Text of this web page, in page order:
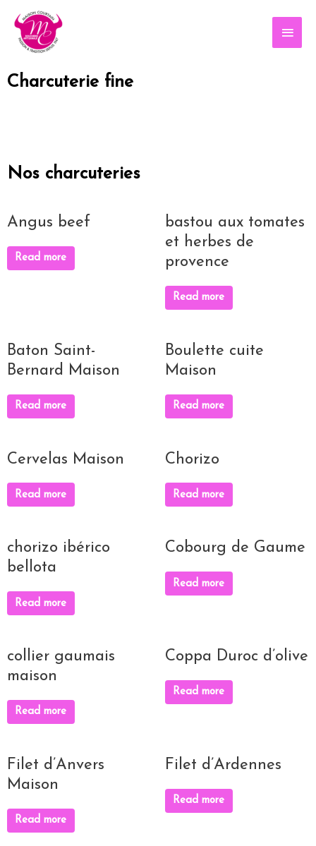
Charcuterie fine
Nos charcuteries
Angus beef
Read more
bastou aux tomates
et herbes de
provence
Read more
Baton Saint-
Bernard Maison
Read more
Boulette cuite
Maison
Read more
Cervelas Maison
Read more
Chorizo
Read more
chorizo ibérico
bellota
Read more
Cobourg de Gaume
Read more
collier gaumais
maison
Read more
Coppa Duroc d’olive
Read more
Filet d’Anvers
Maison
Read more
Filet d’Ardennes
Read more